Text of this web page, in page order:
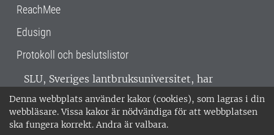
Denna webbplats använder kakor (cookies), som lagras i din
webbläsare. Vissa kakor är nödvändiga för att webbplatsen
ska fungera korrekt. Andra är valbara.
ReachMee
Edusign
Protokoll och beslutslistor
SLU, Sveriges lantbruksuniversitet, har
verksamhet över hela Sverige. Huvudorter är
Alnarp, Uppsala och Umeå.SLU är
miljöcertifierat enligt ISO 14001. •